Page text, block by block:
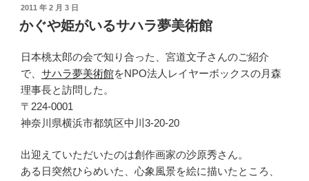
投
稿
日:
2011 年 2 月 3 日
かぐや姫がいるサハラ夢美術館
日本桃太郎の会で知り合った、宮道文子さんのご紹介
で、 サハラ夢美術館をNPO法人レイヤーボックスの月森
理事長と訪問した。
〒224-0001
神奈川県横浜市都筑区中川3-20-20
出迎えていただいたのは創作画家の沙原秀さん。
ある日突然ひらめいた、心象風景を絵に描いたところ、